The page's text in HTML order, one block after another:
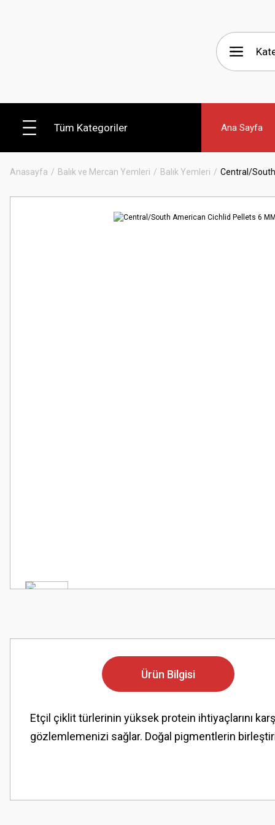
Tüm Kategoriler Ana Sayfa
Anasayfa Balık ve Mercan Yemleri Balık Yemleri Central/
Ürün Bilgisi
Etçil çiklit türlerinin yüksek protein ihtiyaçlarını
gözlemlemenizi sağlar. Doğal pigmentlerin
Görüş ve önerileriniz için teşekkür ederiz.